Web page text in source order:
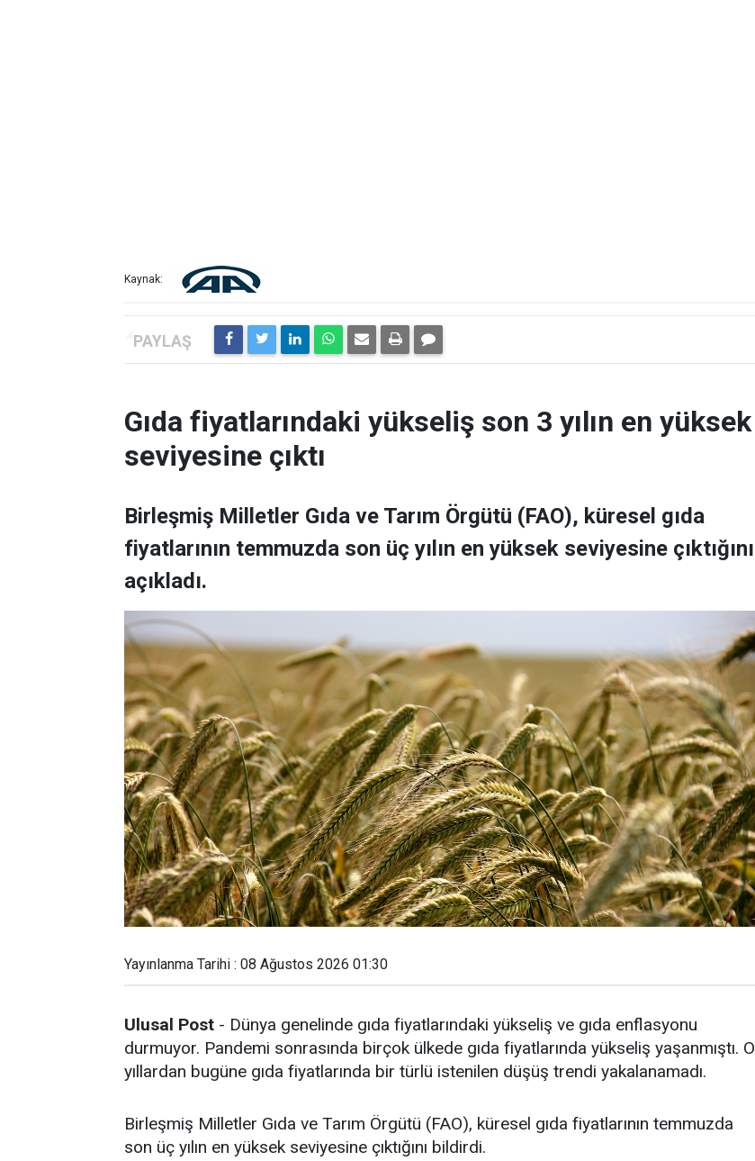
Kaynak:
Gıda fiyatlarındaki yükseliş son 3 yılın en yüksek
seviyesine çıktı
Birleşmiş Milletler Gıda ve Tarım Örgütü (FAO), küresel gıda
fiyatlarının temmuzda son üç yılın en yüksek seviyesine çıktığını
açıkladı.
Yayınlanma Tarihi : 08 Ağustos 2026 01:30
Ulusal Post - Dünya genelinde gıda fiyatlarındaki yükseliş ve gıda enflasyonu
durmuyor. Pandemi sonrasında birçok ülkede gıda fiyatlarında yükseliş yaşanmıştı. O
yıllardan bugüne gıda fiyatlarında bir türlü istenilen düşüş trendi yakalanamadı.
Birleşmiş Milletler Gıda ve Tarım Örgütü (FAO), küresel gıda fiyatlarının temmuzda
son üç yılın en yüksek seviyesine çıktığını bildirdi.